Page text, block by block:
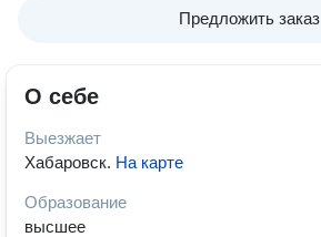
Предложить заказ
О себе
Выезжает
Хабаровск. На карте
Образование
высшее